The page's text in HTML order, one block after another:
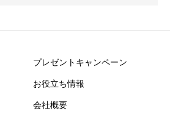
プレゼントキャンペーン
お役立ち情報
会社概要